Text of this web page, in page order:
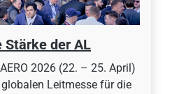
Stärke der AL
2026 (22. – 25. April)
Leitmesse für die